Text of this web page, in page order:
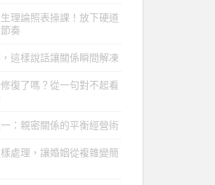
理論照表操課！放下硬道
奏
這樣說話讓關係瞬間解凍
復了嗎？從一句對不起看
：親密關係的平衡經營術
處理，讓婚姻從複雜變簡